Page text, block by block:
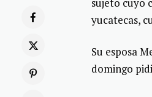
sujeto cuyo
yucatecas,
Su esposa
domingo